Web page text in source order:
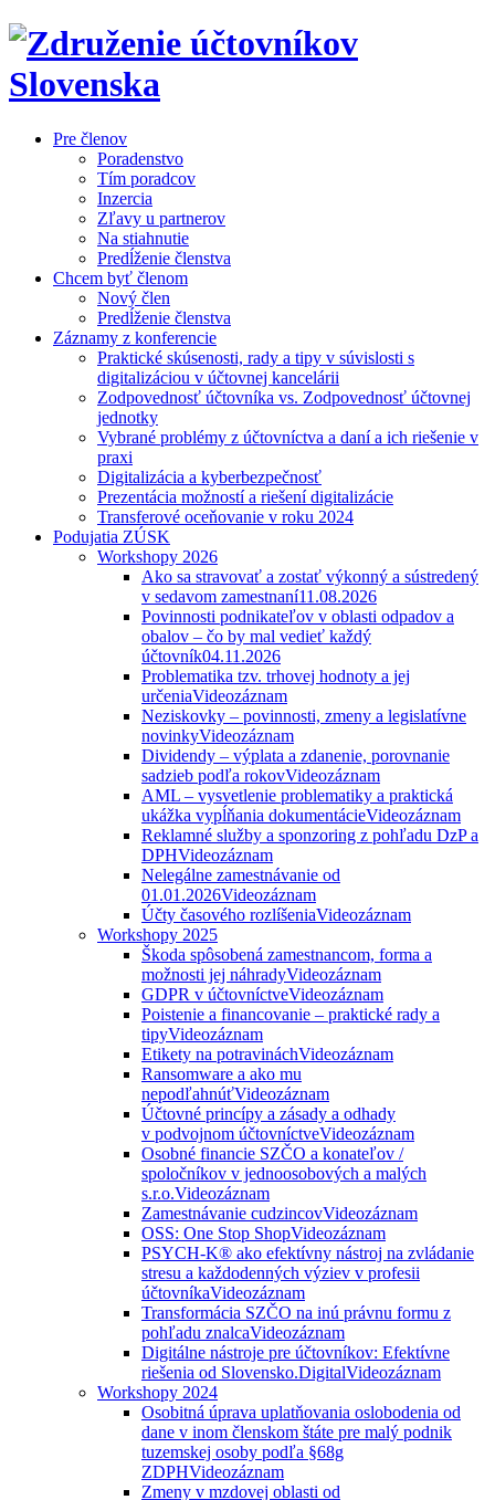
Pre členov
Poradenstvo
Tím poradcov
Inzercia
Zľavy u partnerov
Na stiahnutie
Predĺženie členstva
Chcem byť členom
Nový člen
Predĺženie členstva
Záznamy z konferencie
Praktické skúsenosti, rady a tipy v súvislosti s
digitalizáciou v účtovnej kancelárii
Zodpovednosť účtovníka vs. Zodpovednosť účtovnej
jednotky
Vybrané problémy z účtovníctva a daní a ich riešenie v
praxi
Digitalizácia a kyberbezpečnosť
Prezentácia možností a riešení digitalizácie
Transferové oceňovanie v roku 2024
Podujatia ZÚSK
Workshopy 2026
Ako sa stravovať a zostať výkonný a sústredený
v sedavom zamestnaní11.08.2026
Povinnosti podnikateľov v oblasti odpadov a
obalov – čo by mal vedieť každý
účtovník04.11.2026
Problematika tzv. trhovej hodnoty a jej
určeniaVideozáznam
Neziskovky – povinnosti, zmeny a legislatívne
novinkyVideozáznam
Dividendy – výplata a zdanenie, porovnanie
sadzieb podľa rokovVideozáznam
AML – vysvetlenie problematiky a praktická
ukážka vypĺňania dokumentácieVideozáznam
Reklamné služby a sponzoring z pohľadu DzP a
DPHVideozáznam
Nelegálne zamestnávanie od
01.01.2026Videozáznam
Účty časového rozlíšeniaVideozáznam
Workshopy 2025
Škoda spôsobená zamestnancom, forma a
možnosti jej náhradyVideozáznam
GDPR v účtovníctveVideozáznam
Poistenie a financovanie – praktické rady a
tipyVideozáznam
Etikety na potravináchVideozáznam
Ransomware a ako mu
nepodľahnúťVideozáznam
Účtovné princípy a zásady a odhady
v podvojnom účtovníctveVideozáznam
Osobné financie SZČO a konateľov /
spoločníkov v jednoosobových a malých
s.r.o.Videozáznam
Zamestnávanie cudzincovVideozáznam
OSS: One Stop ShopVideozáznam
PSYCH-K® ako efektívny nástroj na zvládanie
stresu a každodenných výziev v profesii
účtovníkaVideozáznam
Transformácia SZČO na inú právnu formu z
pohľadu znalcaVideozáznam
Digitálne nástroje pre účtovníkov: Efektívne
riešenia od Slovensko.DigitalVideozáznam
Workshopy 2024
Osobitná úprava uplatňovania oslobodenia od
dane v inom členskom štáte pre malý podnik
tuzemskej osoby podľa §68g
ZDPHVideozáznam
Zmeny v mzdovej oblasti od